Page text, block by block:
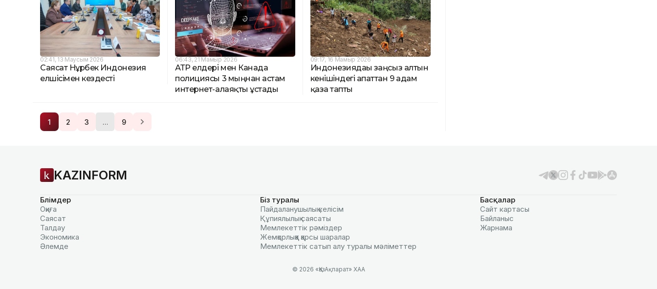
02:41, 13 Маусым 2026
Саясат Нұрбек Индонезия
елшісімен кездесті
06:43, 21 Мамыр 2026
АТР елдері мен Канада
полициясы 3 мыңнан астам
интернет-алаяқты ұстады
09:17, 16 Мамыр 2026
Индонезиядағы заңсыз алтын
кенішіндегі апаттан 9 адам
қаза тапты
1 2 3 … 9
KAZINFORM
Бөлімдер
Оқиға
Саясат
Талдау
Экономика
Әлемде
Біз туралы
Пайдаланушылық келiciм
Құпиялылық саясаты
Мемлекеттік рәміздер
Жемқорлыққа қарсы шаралар
Мемлекеттік сатып алу туралы мәлiметтер
Басқалар
Сайт картасы
Байланыс
Жарнама
© 2026 «ҚазАқпарат» ХАА